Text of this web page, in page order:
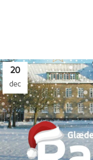
20
dec